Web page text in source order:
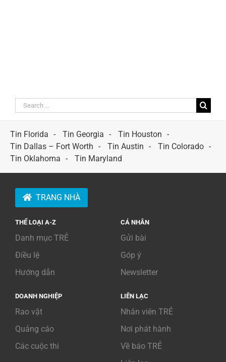
Search
for:
Tin Florida
Tin Georgia
Tin Houston
Tin Dallas – Fort Worth
Tin Austin
Tin Colorado
Tin Oklahoma
Tin Maryland
TRANG NHÀ
THỂ LOẠI A-Z
Danh mục TRẺ
Điều lệ
Hướng dẫn
CÁ NHÂN
Gửi bài
Góp ý
Newsletter
DOANH NGHIỆP
Rao vặt
Quảng cáo
Các cuộc thi
LIÊN LẠC
Nhân viên TRẺ
Nơi phát hành
Về báo TRẺ